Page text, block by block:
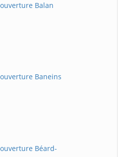
Balan
Baneins
Béard-